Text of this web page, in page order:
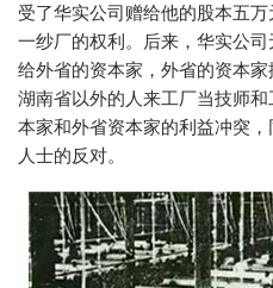
受了华实公司赠给他的股本五
一纱厂的权利。后来，华实公
给外省的资本家，外省的资本
湖南省以外的人来工厂当技师
本家和外省资本家的利益冲突
人士的反对。